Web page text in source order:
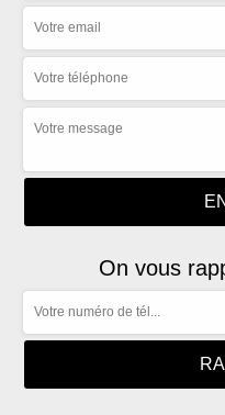
On vous